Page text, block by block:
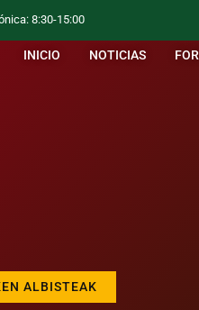
8:30-15:00
INICIO NOTICIAS
ALBISTEAK